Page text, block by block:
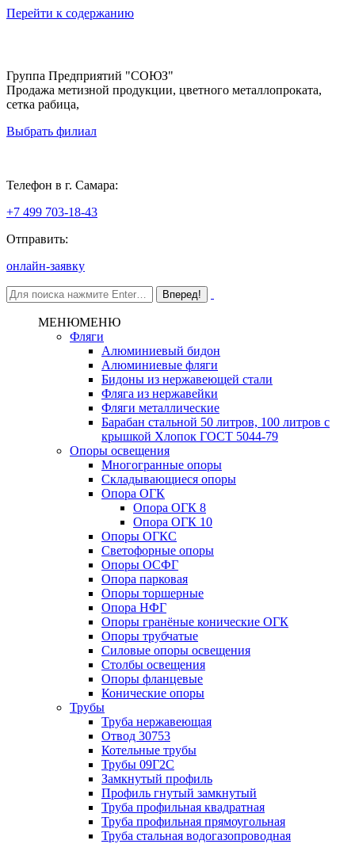
Перейти к содержанию
Группа Предприятий "СОЮЗ"
Продажа метизной продукции, цветного металлопроката,
сетка рабица,
Выбрать филиал
Телефон в г. Самара:
+7 499 703-18-43
Отправить:
онлайн-заявку
МЕНЮМЕНЮ
Фляги
Алюминиевый бидон
Алюминиевые фляги
Бидоны из нержавеющей стали
Фляга из нержавейки
Фляги металлические
Барабан стальной 50 литров, 100 литров с
крышкой Хлопок ГОСТ 5044-79
Опоры освещения
Многогранные опоры
Складывающиеся опоры
Опора ОГК
Опора ОГК 8
Опора ОГК 10
Опоры ОГКС
Светофорные опоры
Опоры ОСФГ
Опора парковая
Опоры торшерные
Опора НФГ
Опоры гранёные конические ОГК
Опоры трубчатые
Силовые опоры освещения
Столбы освещения
Опоры фланцевые
Конические опоры
Трубы
Труба нержавеющая
Отвод 30753
Котельные трубы
Трубы 09Г2С
Замкнутый профиль
Профиль гнутый замкнутый
Труба профильная квадратная
Труба профильная прямоугольная
Труба стальная водогазопроводная